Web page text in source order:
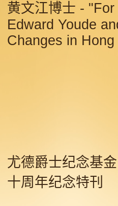
黄文江博士 -
Edward Youde
Changes in Hong
尤德爵士纪念基金
十周年纪念特刊